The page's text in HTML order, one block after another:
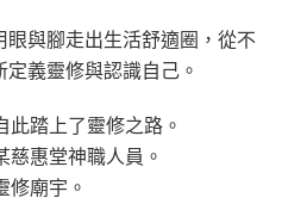
與腳走出生活舒適圈，從不
義靈修與認識自己。
踏上了靈修之路。
慈惠堂神職人員。
修廟宇。